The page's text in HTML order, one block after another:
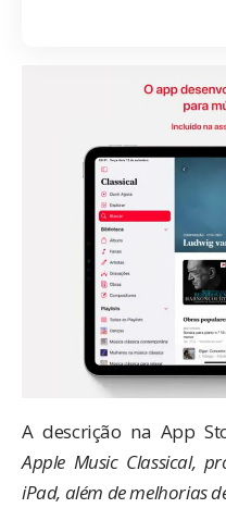
Adescrição na App
Apple Music Classical,
iPad, além de melhorias